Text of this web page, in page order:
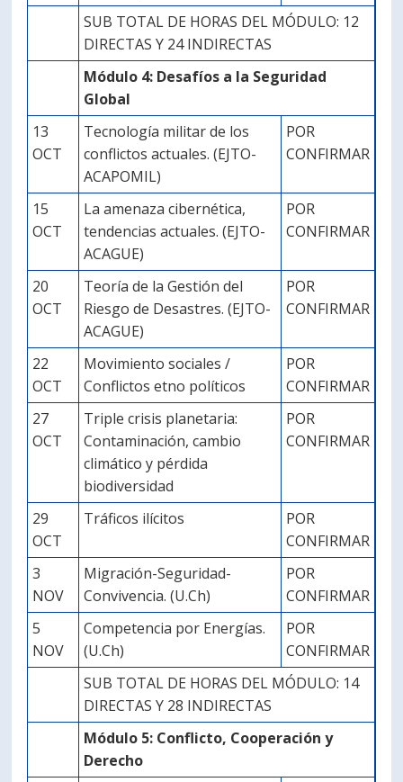
SUB TOTAL DE HORAS DEL MÓDULO: 12
DIRECTAS Y 24 INDIRECTAS
Módulo 4: Desafíos a la Seguridad
Global
13
OCT
Tecnología militar de los
conflictos actuales. (EJTO-
ACAPOMIL)
POR
CONFIRMAR
15
OCT
La amenaza cibernética,
tendencias actuales. (EJTO-
ACAGUE)
POR
CONFIRMAR
20
OCT
Teoría de la Gestión del
Riesgo de Desastres. (EJTO-
ACAGUE)
POR
CONFIRMAR
22
OCT
Movimiento sociales /
Conflictos etno políticos
POR
CONFIRMAR
27
OCT
Triple crisis planetaria:
Contaminación, cambio
climático y pérdida
biodiversidad
POR
CONFIRMAR
29
OCT
Tráficos ilícitos
POR
CONFIRMAR
3
NOV
Migración-Seguridad-
Convivencia. (U.Ch)
POR
CONFIRMAR
5
NOV
Competencia por Energías.
(U.Ch)
POR
CONFIRMAR
SUB TOTAL DE HORAS DEL MÓDULO: 14
DIRECTAS Y 28 INDIRECTAS
Módulo 5: Conflicto, Cooperación y
Derecho